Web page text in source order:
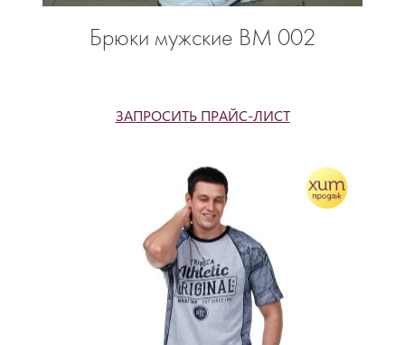
Брюки мужские ВМ 002
ЗАПРОСИТЬ ПРАЙС-ЛИСТ